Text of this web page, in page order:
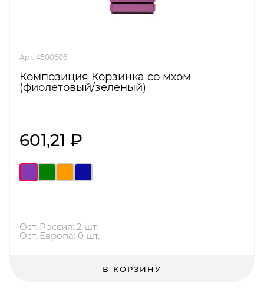
Арт. 4500606
Композиция Корзинка со мхом
(фиолетовый/зеленый)
601,21 ₽
Ост. Россия: 2 шт.
Ост. Европа: 0 шт.
В КОРЗИНУ